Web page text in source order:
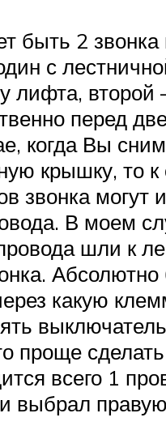
быть 2 звонка
с
лифта,
перед
когда Вы
крышку, то
звонка могут
В моем
шли к
Абсолютно
какую
проще
всего 1
выбрал правую